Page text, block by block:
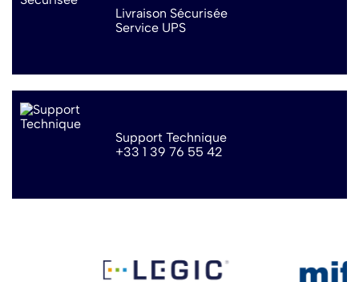
Livraison Sécurisée
Service UPS
Support Technique
+33 1 39 76 55 42